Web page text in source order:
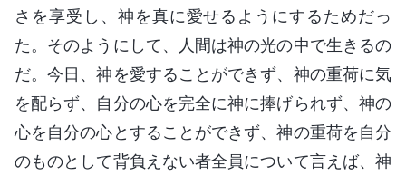
さを享受し、神を真に愛せるようにするためだっ
た。そのようにして、人間は神の光の中で生きるの
だ。今日、神を愛することができず、神の重荷に気
を配らず、自分の心を完全に神に捧げられず、神の
心を自分の心とすることができず、神の重荷を自分
のものとして背負えない者全員について言えば、神